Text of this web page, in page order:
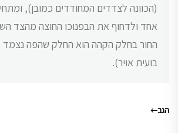
(הכוונה לצדדים המחודדים כמובן),
אחד ולדחוף את הבפנוכו החוצה מהצד
החור בחלק הקהה הוא החלק שהפה נצמד
בועית אויר).
הגב